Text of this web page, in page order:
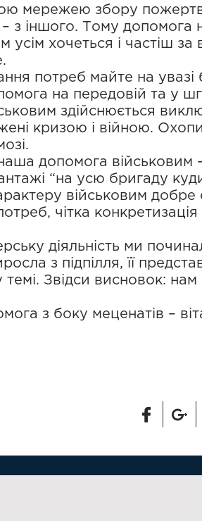
мережею збору пожертв
з іншого. Тому допомога
усім хочеться і частіш
потреб майте на увазі
на передовій та у
здійснюється
кризою і війною.
допомога військовим
“на усю бригаду
військовим добре
чітка
діяльність ми
з підпілля, її
темі. Звідси висновок:
з боку меценатів –